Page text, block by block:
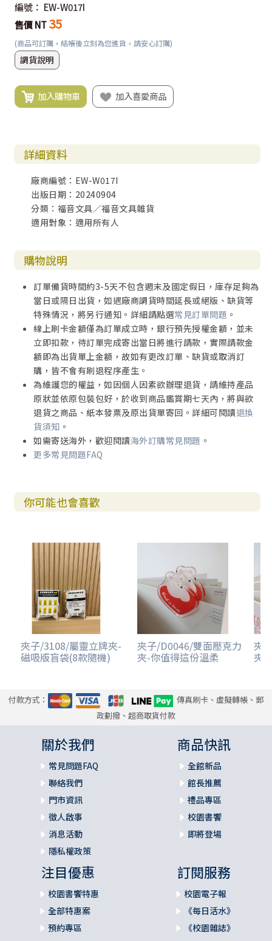
編號： EW-W017I
售價 NT 35
(商品可訂購，結帳後立刻為您進貨，請安心訂購)
調貨說明
加入購物車 加入喜愛商品
詳細資料
廠商編號：EW-W017I
出版日期：20240904
分類：福音文具／福音文具雜貨
適用對象：適用所有人
購物說明
訂單備貨時間約3-5天不包含週末及國定假日，庫存足夠為
當日或隔日出貨，如遇廠商調貨時間延長或絕版、缺貨等
特殊情況，將另行通知。詳細請點選常見訂單問題 。
線上刷卡金額僅為訂單成立時，銀行預先授權金額，並未
立即扣款，待訂單完成寄出當日將進行請款，實際請款金
額即為出貨單上金額，故如有更改訂單、缺貨或取消訂
購，皆不會有刷退程序產生。
為維護您的權益，如因個人因素欲辦理退貨，請維持產品
原狀並依原包裝包好，於收到商品鑑賞期七天內，將與欲
退貨之商品、紙本發票及原出貨單寄回。詳細可閱讀退換
貨須知 。
如需寄送海外，歡迎閱讀海外訂購常見問題 。
更多常見問題FAQ
你可能也會喜歡
夾子/3108/屬靈立牌夾-
磁吸版盲袋(8款隨機)
夾子/D0046/雙面壓克力
夾-你值得這份溫柔
夾
夾-
付款方式：
傳真刷卡、虛擬轉帳、郵
政劃撥、超商取貨付款
關於我們
常見問題FAQ
聯絡我們
門市資訊
徵人啟事
消息活動
隱私權政策
商品快訊
全館新品
館長推薦
禮品專區
校園書饗
即將登場
注目優惠
校園書饗特惠
全部特惠案
預約專區
訂閱服務
校園電子報
《每日活水》
《校園雜誌》